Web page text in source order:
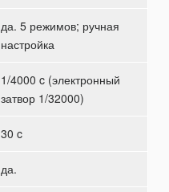
да. 5 режимов; ручная
настройка
1/4000 c (электронный
затвор 1/32000)
30 c
да.